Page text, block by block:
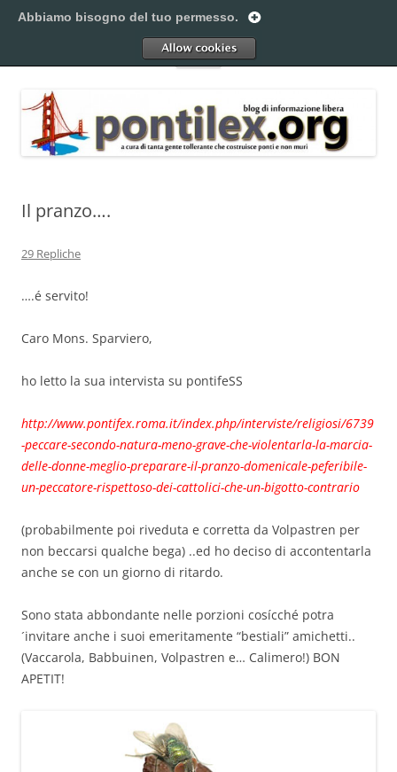
al
Pontilex
Menu
Il pranzo….
29 Repliche
….é servito!
Caro Mons. Sparviero,
ho letto la sua intervista su pontifeSS
http://www.pontifex.roma.it/index.php/interviste/religiosi/6739
-peccare-secondo-natura-meno-grave-che-violentarla-la-marcia-
delle-donne-meglio-preparare-il-pranzo-domenicale-peferibile-
un-peccatore-rispettoso-dei-cattolici-che-un-bigotto-contrario
(probabilmente poi riveduta e corretta da Volpastren per
non beccarsi qualche bega) ..ed ho deciso di accontentarla
anche se con un giorno di ritardo.
Sono stata abbondante nelle porzioni cosícché potra
´invitare anche i suoi emeritamente “bestiali” amichetti..
(Vaccarola, Babbuinen, Volpastren e… Calimero!) BON
APETIT!
Abbiamo bisogno del tuo permesso.